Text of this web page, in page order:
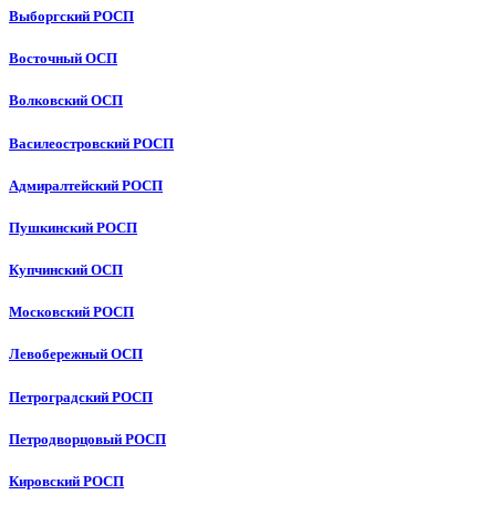
Выборгский РОСП
Восточный ОСП
Волковский ОСП
Василеостровский РОСП
Адмиралтейский РОСП
Пушкинский РОСП
Купчинский ОСП
Московский РОСП
Левобережный ОСП
Петроградский РОСП
Петродворцовый РОСП
Кировский РОСП